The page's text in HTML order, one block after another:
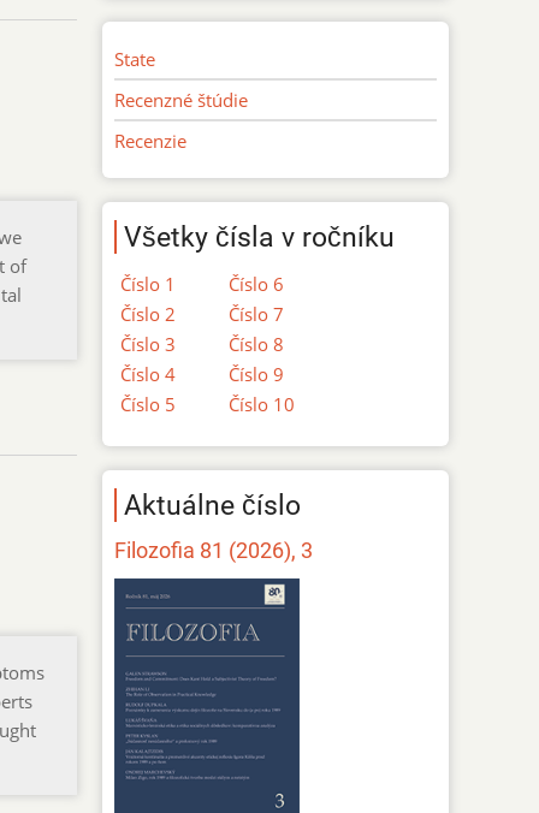
of
State
Recenzné štúdie
Recenzie
Všetky čísla v ročníku
Číslo 1
Číslo 2
Číslo 3
Číslo 4
Číslo 5
Číslo 6
Číslo 7
Číslo 8
Číslo 9
Číslo 10
Aktuálne číslo
Filozofia 81 (2026), 3